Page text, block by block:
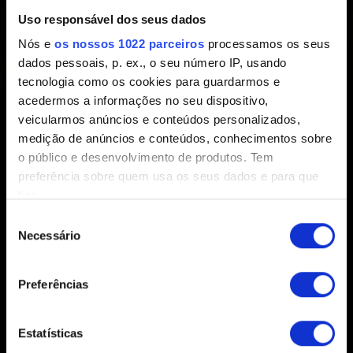
Uso responsável dos seus dados
Nós e os nossos 1022 parceiros processamos os seus
dados pessoais, p. ex., o seu número IP, usando
tecnologia como os cookies para guardarmos e
acedermos a informações no seu dispositivo,
veicularmos anúncios e conteúdos personalizados,
medição de anúncios e conteúdos, conhecimentos sobre
o público e desenvolvimento de produtos. Tem
preferência sobre quem usa os seus dados e para que
Se permitir, gostaríamos também de:
geográfica as quais podem ter uma precisão de
vários metros
ativa as características específicas (impressão
Necessário
Preferências
Estatísticas
Criado há 7 anos Atualizado há 3 anos
Caso precise de auxílio com o GOG Galaxy, entre em
contato com osuporte do GOG.